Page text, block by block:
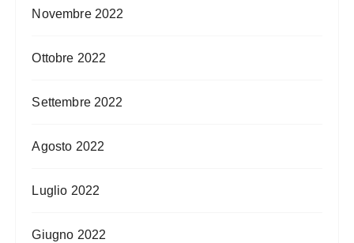
Novembre 2022
Ottobre 2022
Settembre 2022
Agosto 2022
Luglio 2022
Giugno 2022